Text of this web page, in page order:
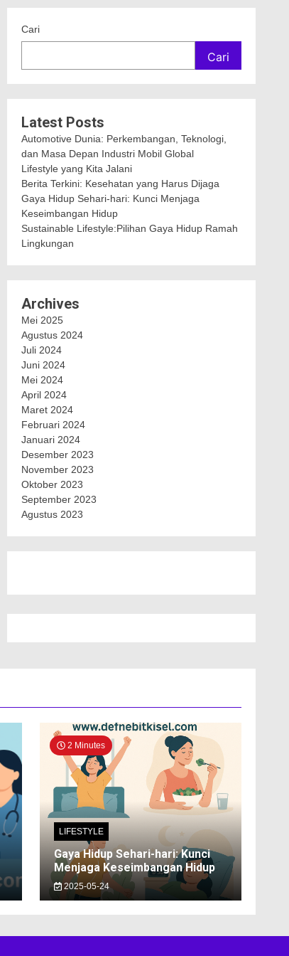
Cari
Cari
Latest Posts
Automotive Dunia: Perkembangan, Teknologi,
dan Masa Depan Industri Mobil Global
Lifestyle yang Kita Jalani
Berita Terkini: Kesehatan yang Harus Dijaga
Gaya Hidup Sehari-hari: Kunci Menjaga
Keseimbangan Hidup
Sustainable Lifestyle:Pilihan Gaya Hidup Ramah
Lingkungan
Archives
Mei 2025
Agustus 2024
Juli 2024
Juni 2024
Mei 2024
April 2024
Maret 2024
Februari 2024
Januari 2024
Desember 2023
November 2023
Oktober 2023
September 2023
Agustus 2023
2 Minutes
LIFESTYLE
Gaya Hidup Sehari-hari: Kunci
Menjaga Keseimbangan Hidup
2025-05-24